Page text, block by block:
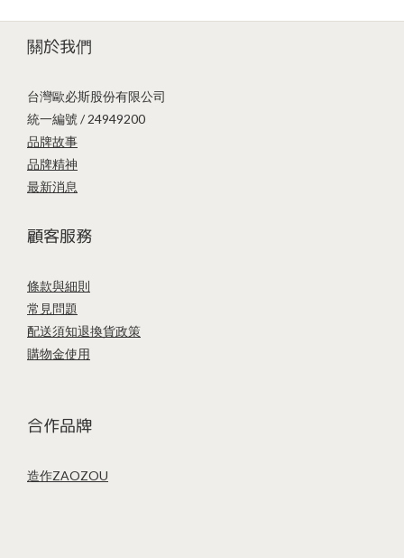
關於我們
台灣歐必斯股份有限公司
統一編號 / 24949200
品牌故事
品牌精神
最新消息
顧客服務
條款與細則
常見問題
配送須知退換貨政策
購物金使用
合作品牌
造作ZAOZOU